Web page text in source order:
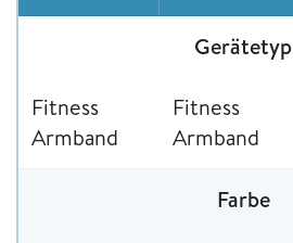
Gerätetyp
Fitness
Armband
Fitness
Armband
Farbe